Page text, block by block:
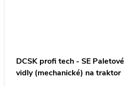
DCSK profi tech - SE Paletové
vidly (mechanické) na traktor